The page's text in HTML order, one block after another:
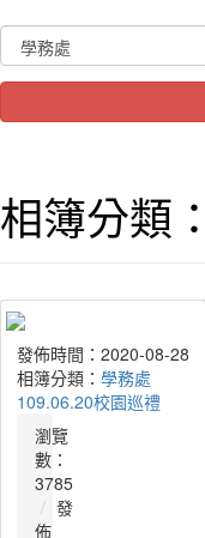
相簿分類
發佈時間：2025-06-05
相簿分類： 學務處
114.06.05畢業典禮精選
瀏覽
數：
2234
發
佈
發佈時間：2025-04-11
相簿分類： 學務處
114.03.29第20屆校慶運
瀏覽
數：
1837
發
佈
發佈時間：2024-06-11
相簿分類： 學務處
113.6.7畢業典禮精選
瀏覽
數：
2367
發
佈
發佈時間：2024-04-11
相簿分類： 學務處
1130403台大國際學伴相
瀏覽
數：
2097
發
佈
發佈時間：2023-11-10
相簿分類： 學務處
112.11.04第19屆校慶運
瀏覽
數：
3241
發
佈
發佈時間：2023-06-12
相簿分類： 學務處
112.06.08校園巡禮
瀏覽
數：
3155
發
佈
發佈時間：2022-11-29
相簿分類： 學務處
111.11.05第18屆校慶運
瀏覽
數：
4024
發
佈
發佈時間：2022-06-08
相簿分類： 學務處
111.06.08校園巡禮
瀏覽
數：
2931
發
佈
發佈時間：2021-11-10
相簿分類： 學務處
110.11.06第17屆校慶運
瀏覽
數：
4677
發
佈
發佈時間：2020-11-09
相簿分類： 學務處
109.11.07第16屆校慶運
瀏覽
數：
4794
發
佈
發佈時間：2020-09-03
相簿分類： 學務處
109.09.03友善校園宣誓
瀏覽
數：
4327
發
佈
發佈時間：2020-08-28
相簿分類： 學務處
109.06.20校園巡禮
瀏覽
數：
3785
發
佈
桃園市幸福國中建校初始
艱辛。感謝朱縣長立倫、
美校園。讓莘莘學子們在
游於藝」的理想。欣逢校
流量統計
今天：
昨天：
319493
本週：